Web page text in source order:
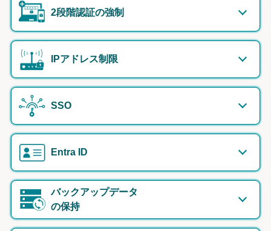
2段階認証の強制
IPアドレス制限
SSO
Entra ID
バックアップデータ
の保持